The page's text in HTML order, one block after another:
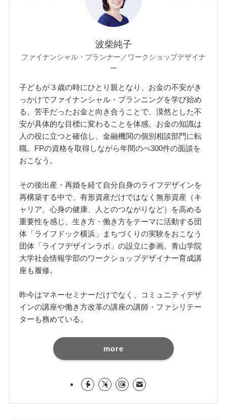
波柴純子
ファイナンシャル・プランナー／ワークショップデザイナ
ー
子どもが３歳の時にひとり親となり、お金の不安がき
っかけでファイナンシャル・プランニングを学び始め
る。苦手だったお金と向き合うことで、漠然とした不
安が具体的な目標に変わることを体感。お金の知識は
人の役に立つと確信し、金融機関の個別相談部門に転
職。FPの資格を取得しながら年間のべ300件の面談を
おこなう。
その後出産・再婚を経て自分自身のライフデザインを
再構築する中で、有形資産だけではなく無形資産（キ
ャリア、心身の健康、人とのつながりなど）を高める
重要性を感じ、生き方・働き方をテーマに活動する団
体「ライフドック横浜」まちづくりの実験をおこなう
団体「ライフデザインラボ」の設立に参画。青山学院
大学社会情報学部のワークショップデザイナー育成講
座も履修。
昨今はマネーセミナーだけでなく、コミュニティデザ
インの講座や働き方改革の講座の講師・ファシリテー
ターも務めている。
more